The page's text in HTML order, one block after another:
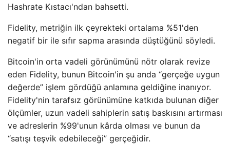
Hashrate Kıstacı'ndan bahsetti.
Fidelity, metriğin ilk çeyrekteki ortalama %51'den
negatif bir ile sıfır sapma arasında düştüğünü söyledi.
Bitcoin'in orta vadeli görünümünü nötr olarak revize
eden Fidelity, bunun Bitcoin'in şu anda “gerçeğe uygun
değerde” işlem gördüğü anlamına geldiğine inanıyor.
Fidelity'nin tarafsız görünümüne katkıda bulunan diğer
ölçümler, uzun vadeli sahiplerin satış baskısını artırması
ve adreslerin %99'unun kârda olması ve bunun da
“satışı teşvik edebileceği” gerçeğidir.